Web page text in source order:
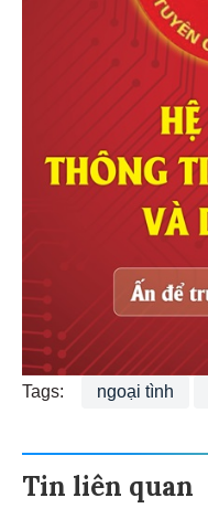
Tags: ngoại tình
Tin liên quan